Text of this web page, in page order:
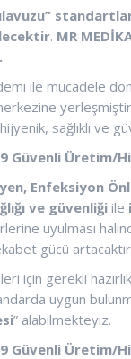
. MR
ile mücadele
hijyenik, sağlıklı
Güvenli Üretim/
Enfeksiyon
ve güvenliği ile
uyulması
gücü
için gerekli
uygun
” alabilmekteyiz.
Güvenli Üretim/